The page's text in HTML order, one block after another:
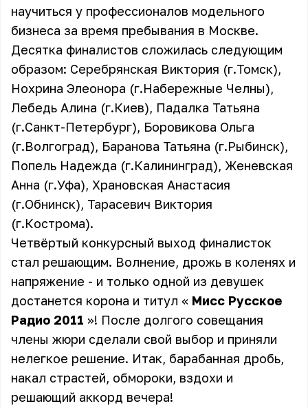
научиться у профессионалов модельного
бизнеса за время пребывания в Москве.
Десятка финалистов сложилась следующим
образом: Серебрянская Виктория (г.Томск),
Нохрина Элеонора (г.Набережные Челны),
Лебедь Алина (г.Киев), Падалка Татьяна
(г.Санкт-Петербург), Боровикова Ольга
(г.Волгоград), Баранова Татьяна (г.Рыбинск),
Попель Надежда (г.Калининград), Женевская
Анна (г.Уфа), Храновская Анастасия
(г.Обнинск), Тарасевич Виктория
(г.Кострома).
Четвёртый конкурсный выход финалисток
стал решающим. Волнение, дрожь в коленях и
напряжение - и только одной из девушек
достанется корона и титул « Мисс Русское
Радио 2011 »! После долгого совещания
члены жюри сделали свой выбор и приняли
нелегкое решение. Итак, барабанная дробь,
накал страстей, обмороки, вздохи и
решающий аккорд вечера!